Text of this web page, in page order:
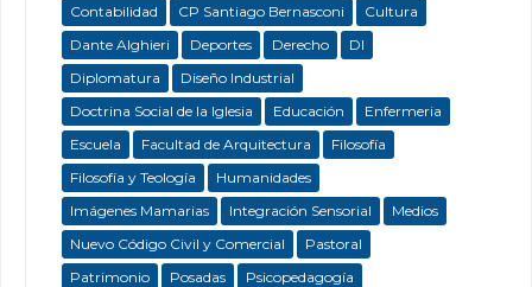
Contabilidad
CP Santiago Bernasconi
Cultura
Dante Alghieri
Deportes Derecho
DI
Diplomatura
Diseño Industrial
Doctrina Social de la Iglesia
Educación
Enfermeria
Escuela
Facultad de Arquitectura
Filosofía
Filosofía y Teología
Humanidades
Imágenes Mamarias
Integración Sensorial
Medios
Nuevo Código Civil y Comercial
Pastoral
Patrimonio
Posadas
Psicopedagogía